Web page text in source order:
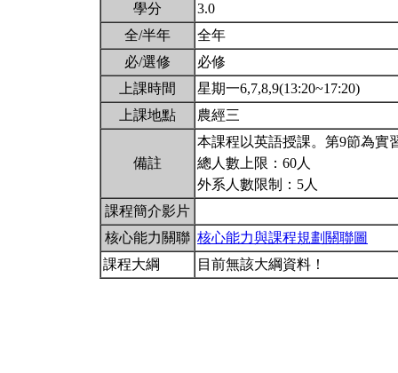
學分
3.0
全/半年
全年
必/選修
必修
上課時間
星期一6,7,8,9(13:20~17:20)
上課地點
農經三
備註
本課程以英語授課。第9節為實
總人數上限：60人
外系人數限制：5人
課程簡介影片
核心能力關聯 核心能力與課程規劃關聯圖
課程大綱
目前無該大綱資料！